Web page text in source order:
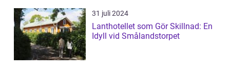
31 juli 2024
Lanthotellet som Gör Skillnad: En
Idyll vid Smålandstorpet